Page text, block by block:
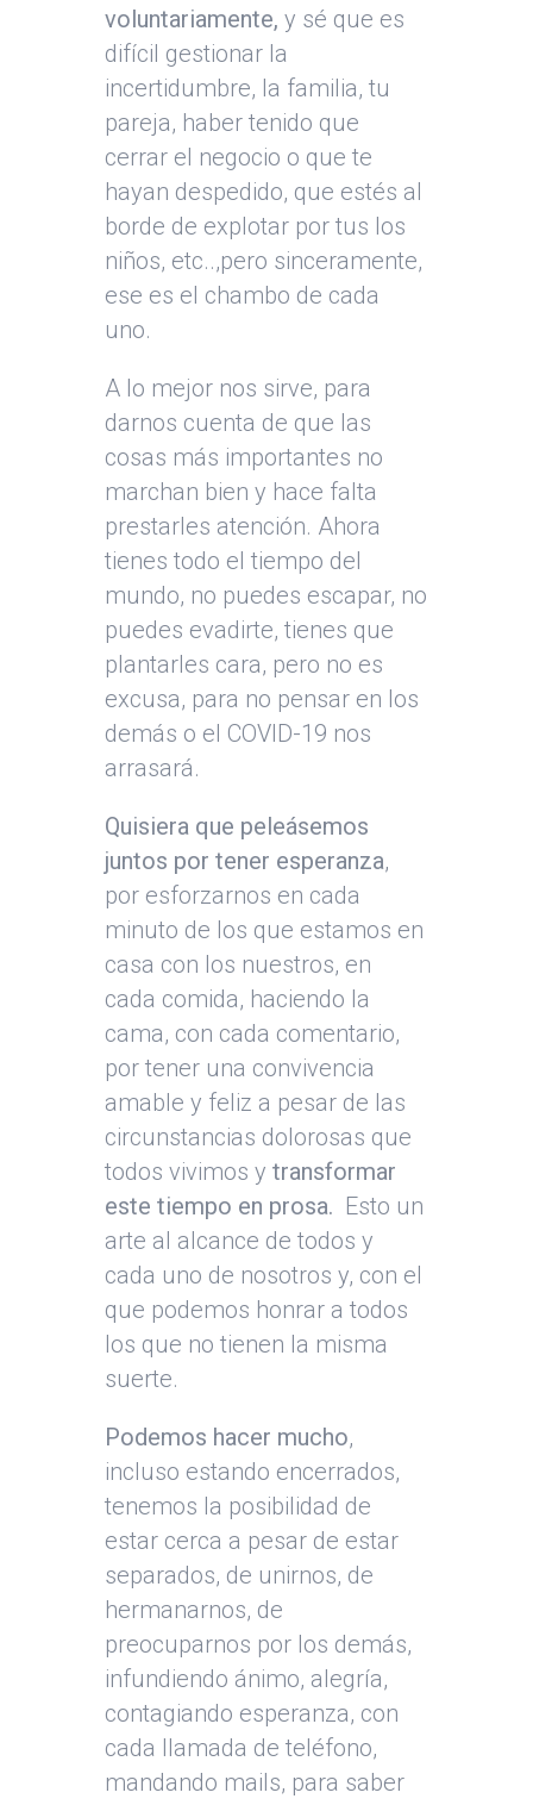
voluntariamente, y sé que es
difícil gestionar la
incertidumbre, la familia, tu
pareja, haber tenido que
cerrar el negocio o que te
hayan despedido, que estés al
borde de explotar por tus los
niños, etc..,pero sinceramente,
ese es el chambo de cada
uno.
A lo mejor nos sirve, para
darnos cuenta de que las
cosas más importantes no
marchan bien y hace falta
prestarles atención. Ahora
tienes todo el tiempo del
mundo, no puedes escapar, no
puedes evadirte, tienes que
plantarles cara, pero no es
excusa, para no pensar en los
demás o el COVID-19 nos
arrasará.
Quisiera que peleásemos
juntos por tener esperanza,
por esforzarnos en cada
minuto de los que estamos en
casa con los nuestros, en
cada comida, haciendo la
cama, con cada comentario,
por tener una convivencia
amable y feliz a pesar de las
circunstancias dolorosas que
todos vivimos ytransformar
este tiempo en prosa. Esto un
arte al alcance de todos y
cada uno de nosotros y, con el
que podemos honrar a todos
los que no tienen la misma
suerte.
Podemos hacer mucho,
incluso estando encerrados,
tenemos la posibilidad de
estar cerca a pesar de estar
separados, de unirnos, de
hermanarnos, de
preocuparnos por los demás,
infundiendo ánimo, alegría,
contagiando esperanza, con
cada llamada de teléfono,
mandando mails, para saber